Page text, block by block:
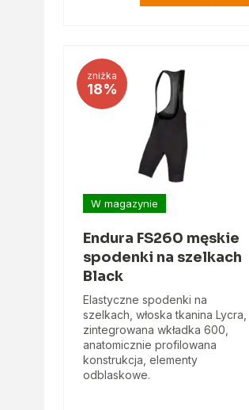
zniżka
18%
W magazynie
Endura FS260 męskie
spodenki na szelkach
Black
Elastyczne spodenki na
szelkach, włoska tkanina Lycra,
zintegrowana wkładka 600,
anatomicznie profilowana
konstrukcja, elementy
odblaskowe.